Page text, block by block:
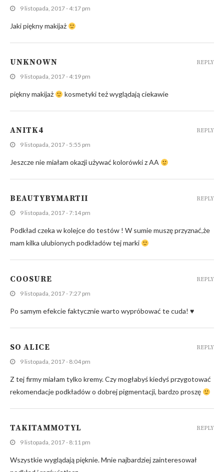
9 listopada, 2017 - 4:17 pm
Jaki piękny makijaż
UNKNOWN
9 listopada, 2017 - 4:19 pm
piękny makijaż kosmetyki też wyglądają ciekawie
REPLY
ANITK4
9 listopada, 2017 - 5:55 pm
Jeszcze nie miałam okazji używać kolorówki z AA
REPLY
BEAUTYBYMARTII
9 listopada, 2017 - 7:14 pm
Podkład czeka w kolejce do testów ! W sumie muszę przyznać,że
mam kilka ulubionych podkładów tej marki
REPLY
COOSURE
9 listopada, 2017 - 7:27 pm
Po samym efekcie faktycznie warto wypróbować te cuda! ♥
REPLY
SO ALICE
9 listopada, 2017 - 8:04 pm
Z tej firmy miałam tylko kremy. Czy mogłabyś kiedyś przygotować
rekomendacje podkładów o dobrej pigmentacji, bardzo proszę
REPLY
TAKITAMMOTYL
9 listopada, 2017 - 8:11 pm
Wszystkie wyglądają pięknie. Mnie najbardziej zainteresował
REPLY